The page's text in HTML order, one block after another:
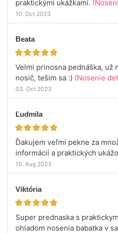
praktickými ukážkami.
10. Oct 2023
Beata
Velmi prinosna pednáška, už
nosič, tešim sa :) (Nosenie
03. Oct 2023
Ľudmila
Ďakujem veľmi pekne za
informácií a praktických
10. Aug 2023
Viktória
Super prednaska s
ohladom nosenia babatka v